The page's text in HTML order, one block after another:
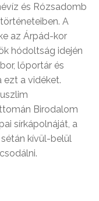
és Rózsadomb
A
az Árpád-kor
hódoltság idején
lőportár és
a vidéket.
Birodalom
sírkápolnáját, a
kívül-belül